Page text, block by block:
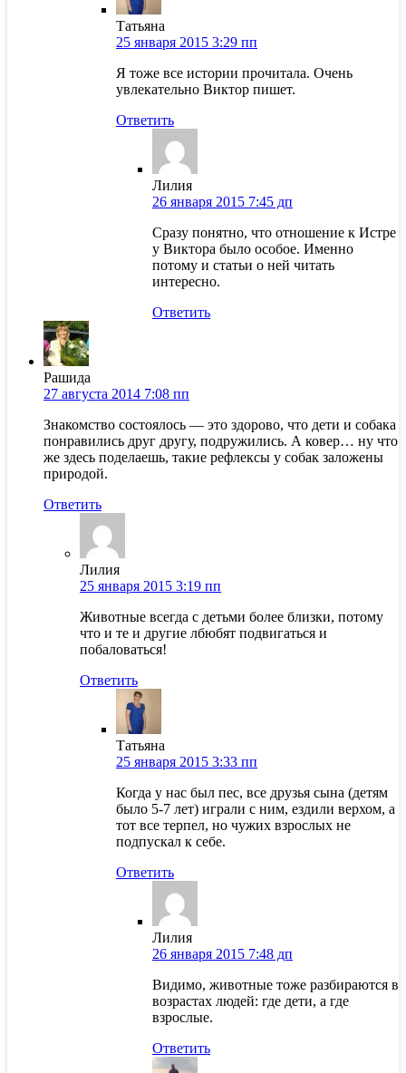
Татьяна
25 января 2015 3:29 пп
Я тоже все истории прочитала. Очень
увлекательно Виктор пишет.
Ответить
Лилия
26 января 2015 7:45 дп
Сразу понятно, что отношение к Истре
у Виктора было особое. Именно
потому и статьи о ней читать
интересно.
Ответить
Рашида
27 августа 2014 7:08 пп
Знакомство состоялось — это здорово, что дети и собака
понравились друг другу, подружились. А ковер… ну что
же здесь поделаешь, такие рефлексы у собак заложены
природой.
Ответить
Лилия
25 января 2015 3:19 пп
Животные всегда с детьми более близки, потому
что и те и другие лбюбят подвигаться и
побаловаться!
Ответить
Татьяна
25 января 2015 3:33 пп
Когда у нас был пес, все друзья сына (детям
было 5-7 лет) играли с ним, ездили верхом, а
тот все терпел, но чужих взрослых не
подпускал к себе.
Ответить
Лилия
26 января 2015 7:48 дп
Видимо, животные тоже разбираются в
возрастах людей: где дети, а где
взрослые.
Ответить